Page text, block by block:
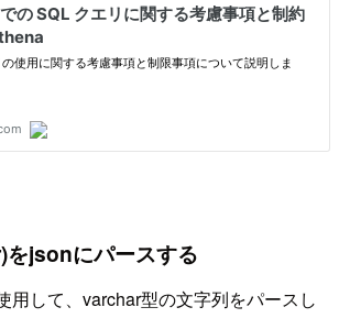
jsonにパースする
用して、varchar型の文字列をパースし